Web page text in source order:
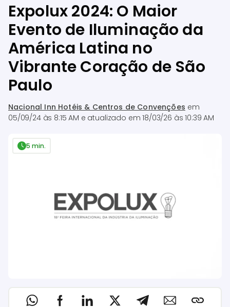
Expolux 2024: O Maior
Evento de Iluminação da
América Latina no
Vibrante Coração de São
Paulo
Nacional Inn Hotéis & Centros de Convenções em
05/09/24 às 8:15 AM e atualizado em18/03/26 às 10:39 AM
5 min.